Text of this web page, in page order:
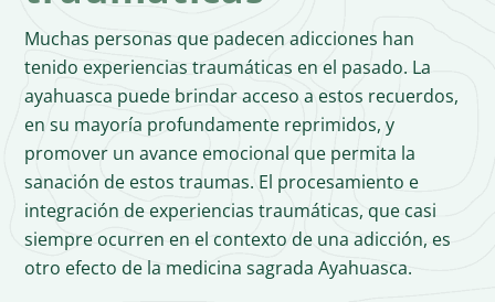
Muchas personas que padecen adicciones han
tenido experiencias traumáticas en el pasado. La
ayahuasca puede brindar acceso a estos recuerdos,
en su mayoría profundamente reprimidos, y
promover un avance emocional que permita la
sanación de estos traumas. El procesamiento e
integración de experiencias traumáticas, que casi
siempre ocurren en el contexto de una adicción, es
otro efecto de la medicina sagrada Ayahuasca.